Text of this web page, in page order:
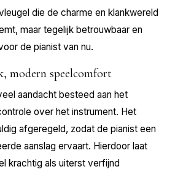
die de charme en klankwereld
maar tegelijk betrouwbaar en
de pianist van nu.
modern speelcomfort
aandacht besteed aan het
over het instrument. Het
afgeregeld, zodat de pianist een
aanslag ervaart. Hierdoor laat
krachtig als uiterst verfijnd